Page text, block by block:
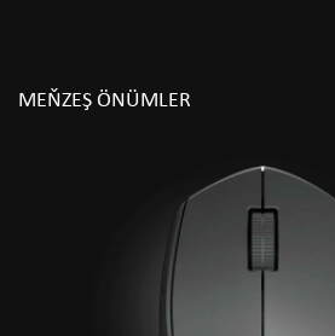
MEŇZEŞ ÖNÜMLER